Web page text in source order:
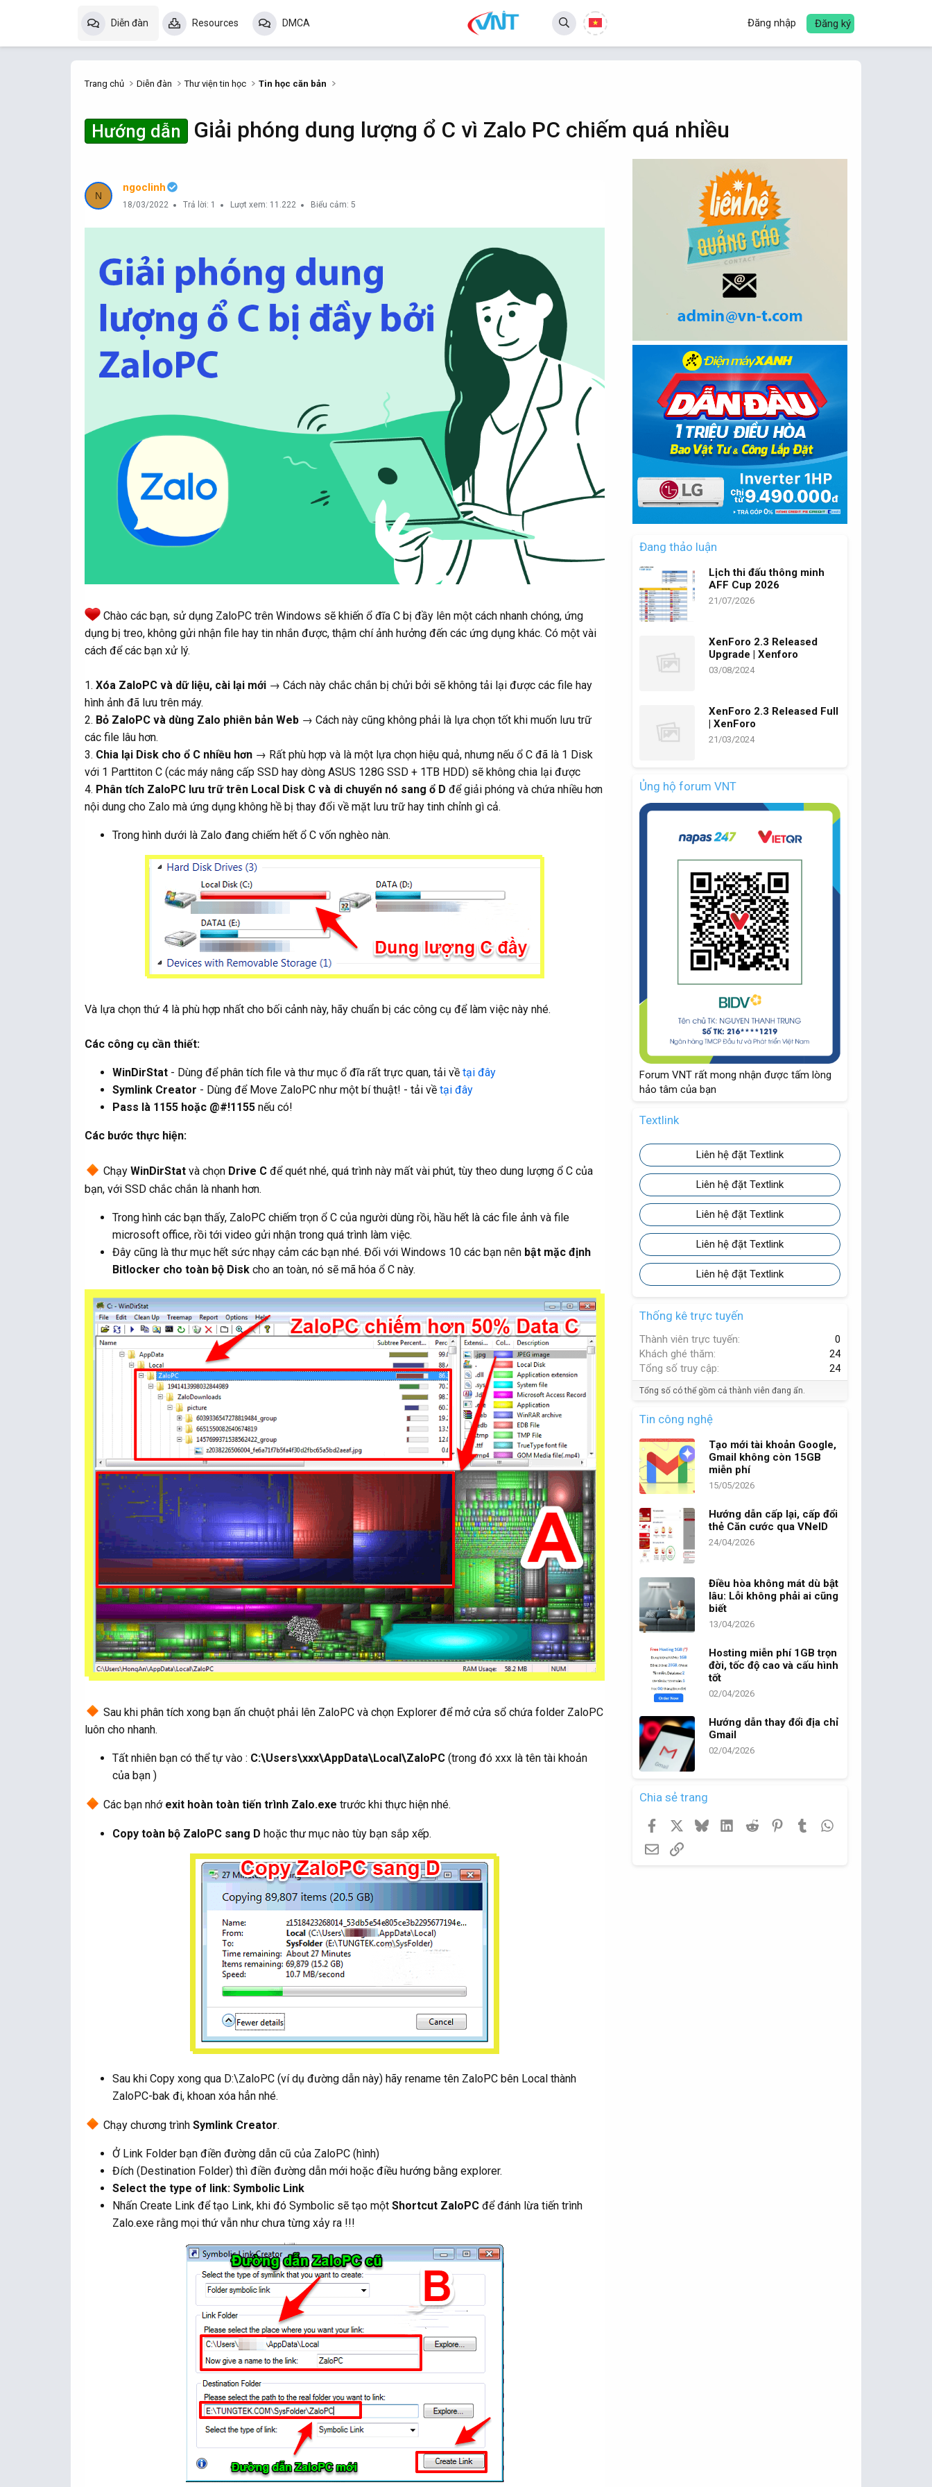
Diễn đàn Resources DMCA Đăng nhập Đăng ký
Trang chủ Diễn đàn Thư viện tin học Tin học căn bản
Hướng dẫn Giải phóng dung lượng ổ C vì Zalo PC chiếm quá nhiều
N
ngoclinh
18/03/2022 Trả lời: 1 Lượt xem: 11.222 Biểu cảm: 5
Chào các bạn, sử dụng ZaloPC trên Windows sẽ khiến ổ đĩa C bị đầy lên một cách nhanh chóng, ứng
dụng bị treo, không gửi nhận file hay tin nhắn được, thậm chí ảnh hưởng đến các ứng dụng khác. Có một vài
cách để các bạn xử lý.
1. Xóa ZaloPC và dữ liệu, cài lại mới → Cách này chắc chắn bị chửi bởi sẽ không tải lại được các file hay
hình ảnh đã lưu trên máy.
2. Bỏ ZaloPC và dùng Zalo phiên bản Web → Cách này cũng không phải là lựa chọn tốt khi muốn lưu trữ
các file lâu hơn.
3. Chia lại Disk cho ổ C nhiều hơn → Rất phù hợp và là một lựa chọn hiệu quả, nhưng nếu ổ C đã là 1 Disk
với 1 Parttiton C (các máy nâng cấp SSD hay dòng ASUS 128G SSD + 1TB HDD) sẽ không chia lại được
4. Phân tích ZaloPC lưu trữ trên Local Disk C và di chuyển nó sang ổ D để giải phóng và chứa nhiều hơn
nội dung cho Zalo mà ứng dụng không hề bị thay đổi về mặt lưu trữ hay tinh chỉnh gì cả.
Trong hình dưới là Zalo đang chiếm hết ổ C vốn nghèo nàn.
Và lựa chọn thứ 4 là phù hợp nhất cho bối cảnh này, hãy chuẩn bị các công cụ để làm việc này nhé.
Các công cụ cần thiết:
WinDirStat - Dùng để phân tích file và thư mục ổ đĩa rất trực quan, tải về tại đây
Symlink Creator - Dùng để Move ZaloPC như một bí thuật! - tải về tại đây
Pass là 1155 hoặc @#!1155 nếu có!
Các bước thực hiện:
ChạyWinDirStat và chọn Drive C để quét nhé, quá trình này mất vài phút, tùy theo dung lượng ổ C của
bạn, với SSD chắc chắn là nhanh hơn.
Trong hình các bạn thấy, ZaloPC chiếm trọn ổ C của người dùng rồi, hầu hết là các file ảnh và file
microsoft office, rồi tới video gửi nhận trong quá trình làm việc.
Đây cũng là thư mục hết sức nhạy cảm các bạn nhé. Đối với Windows 10 các bạn nên bật mặc định
Bitlocker cho toàn bộ Disk cho an toàn, nó sẽ mã hóa ổ C này.
Sau khi phân tích xong bạn ấn chuột phải lên ZaloPC và chọn Explorer để mở cửa sổ chứa folder ZaloPC
luôn cho nhanh.
Tất nhiên bạn có thể tự vào : C:\Users\xxx\AppData\Local\ZaloPC (trong đó xxx là tên tài khoản
của bạn )
Các bạn nhớ exit hoàn toàn tiến trình Zalo.exe trước khi thực hiện nhé.
Copy toàn bộ ZaloPC sang D hoặc thư mục nào tùy bạn sắp xếp.
Sau khi Copy xong qua D:\ZaloPC (ví dụ đường dẫn này) hãy rename tên ZaloPC bên Local thành
ZaloPC-bak đi, khoan xóa hẳn nhé.
Chạy chương trìnhSymlink Creator.
Ở Link Folder bạn điền đường dẫn cũ của ZaloPC (hình)
Đích (Destination Folder) thì điền đường dẫn mới hoặc điều hướng bằng explorer.
Select the type of link: Symbolic Link
Nhấn Create Link để tạo Link, khi đó Symbolic sẽ tạo một Shortcut ZaloPC để đánh lừa tiến trình
Zalo.exe rằng mọi thứ vẫn như chưa từng xảy ra !!!
Đang thảo luận
Lịch thi đấu thông minh
AFF Cup 2026
21/07/2026
XenForo 2.3 Released
Upgrade | Xenforo
03/08/2024
XenForo 2.3 Released Full
| XenForo
21/03/2024
Ủng hộ forum VNT
Forum VNT rất mong nhận được tấm lòng
hảo tâm của bạn
Textlink
Liên hệ đặt Textlink
Liên hệ đặt Textlink
Liên hệ đặt Textlink
Liên hệ đặt Textlink
Liên hệ đặt Textlink
Thống kê trực tuyến
Thành viên trực tuyến
0
Khách ghé thăm
24
Tổng số truy cập
24
Tổng số có thể gồm cả thành viên đang ẩn.
Tin công nghệ
Tạo mới tài khoản Google,
Gmail không còn 15GB
miễn phí
15/05/2026
Hướng dẫn cấp lại, cấp đổi
thẻ Căn cước qua VNeID
24/04/2026
Điều hòa không mát dù bật
lâu: Lỗi không phải ai cũng
biết
13/04/2026
Hosting miễn phí 1GB trọn
đời, tốc độ cao và cấu hình
tốt
02/04/2026
Hướng dẫn thay đổi địa chỉ
Gmail
02/04/2026
Chia sẻ trang
Facebook Bluesky LinkedInReddit PinterestTumblr
EmailLink